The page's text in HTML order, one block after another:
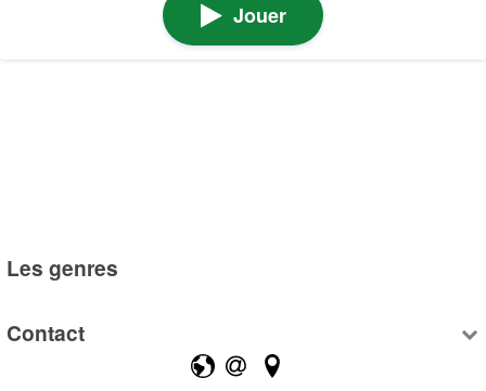
Jouer
Les genres
Contact